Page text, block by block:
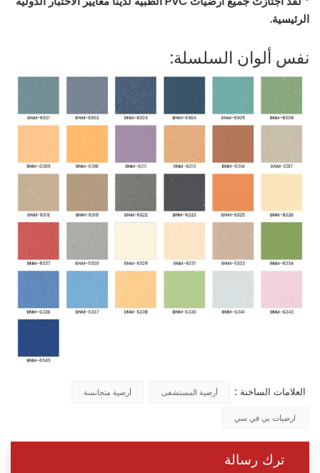
الرئيسية.
نفس ألوان السلسلة:
العلامات الساخنة : أرضية المستشفى أرضية متجانسة
ارضيات بي في سي
ترك رسالة